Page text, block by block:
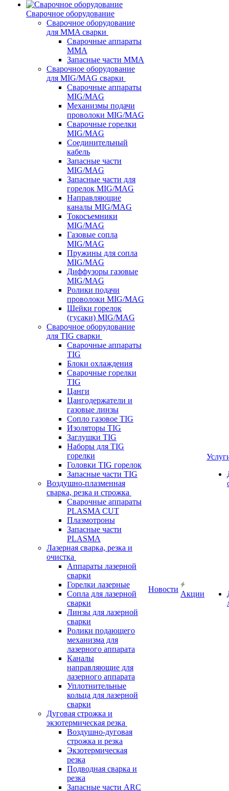
Сварочное оборудование
Сварочное оборудование
для MMA сварки
Сварочные аппараты
MMA
Запасные части MMA
Сварочное оборудование
для MIG/MAG сварки
Сварочные аппараты
MIG/MAG
Механизмы подачи
проволоки MIG/MAG
Сварочные горелки
MIG/MAG
Соединительный
кабель
Запасные части
MIG/MAG
Запасные части для
горелок MIG/MAG
Направляющие
каналы MIG/MAG
Токосъемники
MIG/MAG
Газовые сопла
MIG/MAG
Пружины для сопла
MIG/MAG
Диффузоры газовые
MIG/MAG
Ролики подачи
проволоки MIG/MAG
Шейки горелок
(гусаки) MIG/MAG
Сварочное оборудование
для TIG сварки
Сварочные аппараты
TIG
Блоки охлаждения
Сварочные горелки
TIG
Цанги
Цангодержатели и
газовые линзы
Сопло газовое TIG
Изоляторы TIG
Заглушки TIG
Наборы для TIG
горелки
Головки TIG горелок
Запасные части TIG
Воздушно-плазменная
сварка, резка и строжка
Сварочные аппараты
PLASMA CUT
Плазмотроны
Запасные части
PLASMA
Лазерная сварка, резка и
очистка
Аппараты лазерной
сварки
Горелки лазерные
Сопла для лазерной
сварки
Линзы для лазерной
сварки
Ролики подающего
механизма для
лазерного аппарата
Каналы
направляющие для
лазерного аппарата
Уплотнительные
кольца для лазерной
сварки
Дуговая строжка и
экзотермическая резка
Воздушно-дуговая
строжка и резка
Экзотермическая
резка
Подводная сварка и
резка
Запасные части ARC
Новости
Акции